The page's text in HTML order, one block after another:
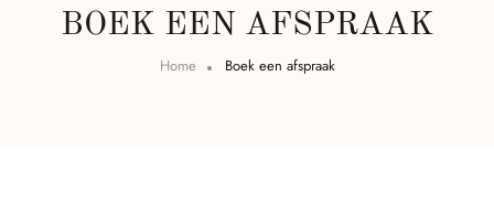
BOEK EEN AFSPRAAK
Home Boek een afspraak